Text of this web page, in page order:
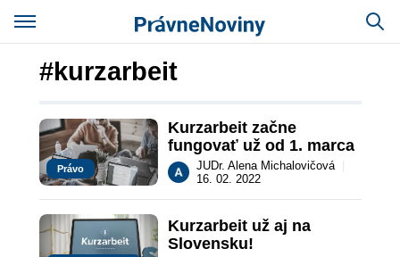
#kurzarbeit
Právo
Kurzarbeit začne
fungovať už od 1. marca
JUDr. Alena Michalovičová
16. 02. 2022
Kurzarbeit už aj na
Slovensku!